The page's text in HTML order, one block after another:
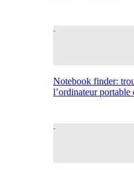
Notebook finder:
l’ordinateur